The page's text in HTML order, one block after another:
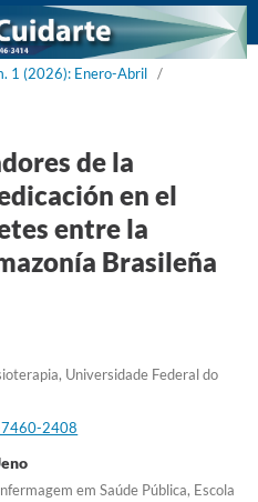
1 (2026): Enero-Abril /
de la
en el
entre la
Brasileña
Universidade Federal do
2408
em Saúde Pública, Escola